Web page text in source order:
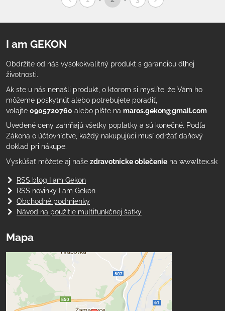
I am GEKON
Obdržíte od nás vysokokvalitný produkt s garanciou dlhej
životnosti.
Ak ste u nás nenašli produkt, o ktorom si myslíte, že Vám ho
môžeme poskytnúť alebo potrebujete poradiť,
volajte 0905720760 alebo píšte na maros.gekon@gmail.com
Uvedené ceny zahŕňajú všetky poplatky a sú konečné. Podľa
Zákona o účtovníctve, každý nakupujúci musí održať daňový
doklad pri nákupe.
Vyskúšať môžete aj naše zdravotnícke oblečenie na www.ltex.sk
RSS blog I am Gekon
RSS novinky I am Gekon
Obchodné podmienky
Návod na použitie multifunkčnej šatky
Mapa